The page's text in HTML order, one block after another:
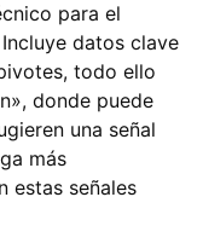
para el
datos clave
todo ello
donde puede
una señal
más
estas señales